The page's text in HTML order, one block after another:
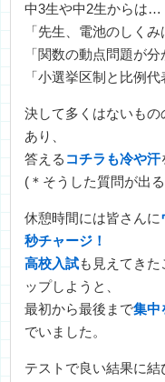
中3生や中2生からは…
「先生、電池のしく
「関数の動点問題が
「小選挙区制と比例
決して多くはないもの
あり、
答える コチラも冷や汗
(＊そうした質問が出
休憩時間には皆さんに
秒チャージ！
高校入試も見えてき
ップしようと、
最初から最後まで集中
でいました。
テストで良い結果に